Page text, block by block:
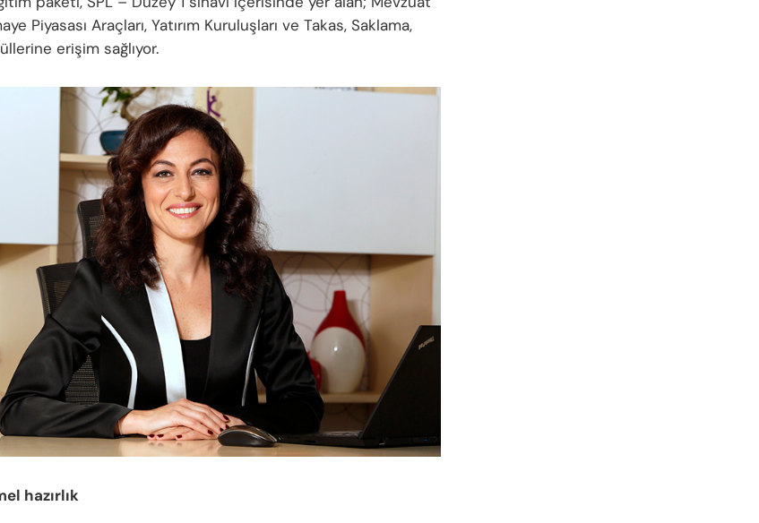
Piyasası Araçları, Yatırım Kuruluşları ve Takas, Saklama,
erişim sağlıyor.
hazırlık